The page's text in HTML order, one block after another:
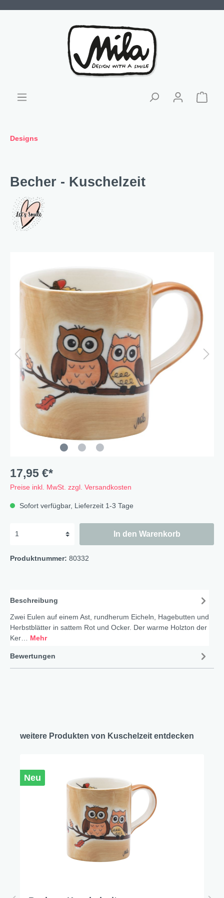
Designs
Becher - Kuschelzeit
17,95 €*
Preise inkl. MwSt. zzgl. Versandkosten
Sofort verfügbar, Lieferzeit 1-3 Tage
In den Warenkorb
Produktnummer: 80332
Beschreibung
Zwei Eulen auf einem Ast, rundherum Eicheln, Hagebutten und
Herbstblätter in sattem Rot und Ocker. Der warme Holzton der
Ker… Mehr
Bewertungen
weitere Produkten von Kuschelzeit entdecken
Neu